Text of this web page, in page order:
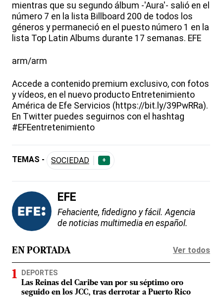
mientras que su segundo álbum -'Aura'- salió en el
número 7 en la lista Billboard 200 de todos los
géneros y permaneció en el puesto número 1 en la
lista Top Latin Albums durante 17 semanas. EFE
arm/arm
Accede a contenido premium exclusivo, con fotos
y vídeos, en el nuevo producto Entretenimiento
América de Efe Servicios (https://bit.ly/39PwRRa).
En Twitter puedes seguirnos con el hashtag
#EFEentretenimiento
TEMAS - SOCIEDAD +
EFE
Fehaciente, fidedigno y fácil. Agencia
de noticias multimedia en español.
EN PORTADA Ver todos
DEPORTES
Las Reinas del Caribe van por su séptimo oro
seguido en los JCC, tras derrotar a Puerto Rico